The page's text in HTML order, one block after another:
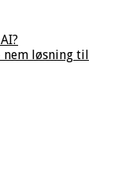
løsning til